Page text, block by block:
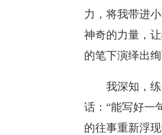
力，将我带进
神奇的力量，
的笔下演绎出绚
我深知，
话：“能写好一
的往事重新浮